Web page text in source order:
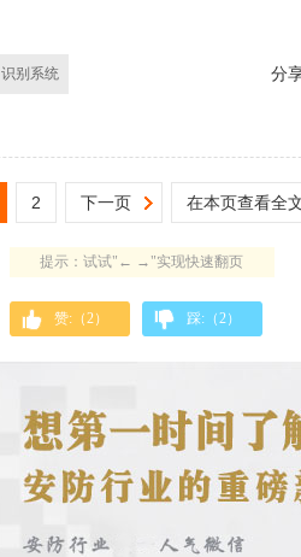
识别系统 分
2 下一页 在本页查看全
提示：试试"← →"实现快速翻页
赞:（2） 踩:（2）